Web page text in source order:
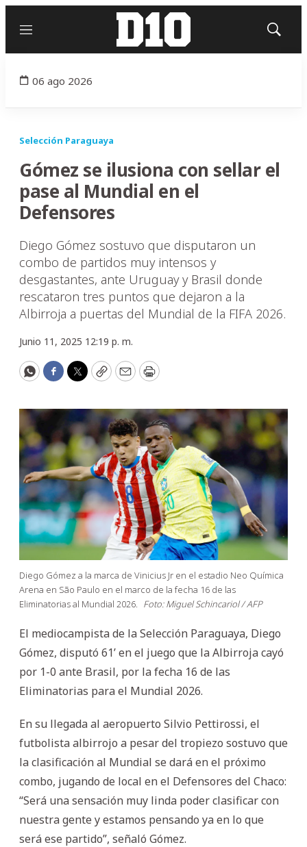
Menú
Mostrar
06 ago 2026
Selección Paraguaya
Gómez se ilusiona con sellar el
pase al Mundial en el
Defensores
Diego Gómez sostuvo que disputaron un
combo de partidos muy intensos y
desgastantes, ante Uruguay y Brasil donde
rescataron tres puntos que dejaron a la
Albirroja a puertas del Mundial de la FIFA 2026.
Junio 11, 2025 12:19 p. m.
WhatsApp
Facebook
Twitter
CopyEmailPrint
Diego Gómez a la marca de Vinicius Jr en el estadio Neo Química
Arena en São Paulo en el marco de la fecha 16 de las
Eliminatorias al Mundial 2026. Foto: Miguel Schincariol / AFP
El mediocampista de la Selección Paraguaya, Diego
Gómez, disputó 61’ en el juego que la Albirroja cayó
por 1-0 ante Brasil, por la fecha 16 de las
Eliminatorias para el Mundial 2026.
En su llegada al aeropuerto Silvio Pettirossi, el
futbolista albirrojo a pesar del tropiezo sostuvo que
la clasificación al Mundial se dará en el próximo
combo, jugando de local en el Defensores del Chaco:
“Será una sensación muy linda poder clasificar con
nuestra gente y estamos pensando ya en lo que
será ese partido”, señaló Gómez.